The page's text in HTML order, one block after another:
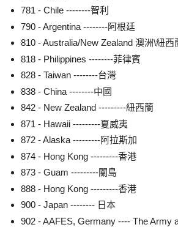
781 - Chile --------智利
790 - Argentina --------阿根廷
810 - Australia/New Zealand 澳洲\紐西
818 - Philippines --------菲律賓
828 - Taiwan --------台灣
838 - China --------中國
842 - New Zealand ---------紐西蘭
871 - Hawaii ---------夏威夷
872 - Alaska ---------阿拉斯加
874 - Hong Kong ---------香港
873 - Guam ---------關島
888 - Hong Kong ---------香港
900 - Japan -------- 日本
902 - AAFES, Germany ---- The Army